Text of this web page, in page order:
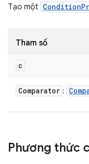
Tạo một
Tham số
c
Comparator :
Phương thức